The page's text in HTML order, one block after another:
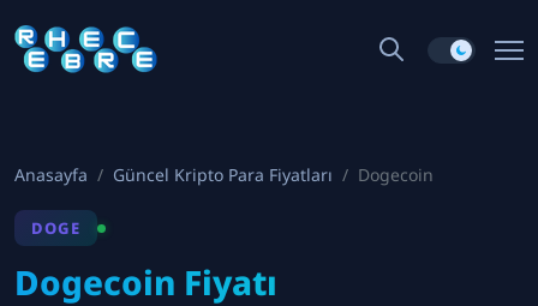
Anasayfa Güncel Kripto Para Fiyatları Dogecoin
DOGE
Dogecoin Fiyatı